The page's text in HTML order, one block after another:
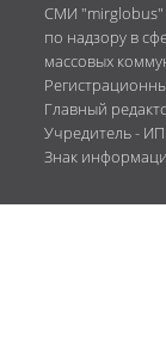
СМИ "mirglobus"
по надзору в
массовых
Главный
Учредитель -
Знак